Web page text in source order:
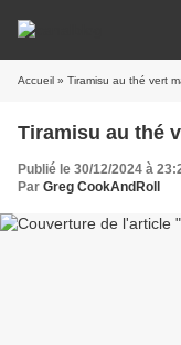
Accueil » Tiramisu au thé vert
Tiramisu au thé
Publié le 30/12/2024 à
Par Greg CookAndRoll